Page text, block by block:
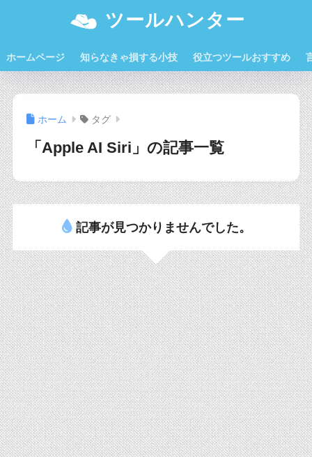
ツールハンター
ホームページ 知らなきゃ損する小技 役立つツールおすすめ
ホーム タグ
「Apple AI Siri」の記事一覧
記事が見つかりませんでした。